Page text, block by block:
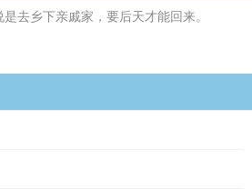
去乡下亲戚家，要后天才能回来。